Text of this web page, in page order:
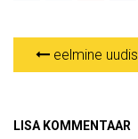
eelmine uudis
LISA KOMMENTAAR